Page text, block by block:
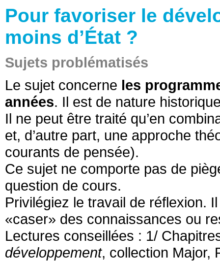
Pour favoriser le
moins d’État ?
Sujets problématisés
Le sujet concerne les
années. Il est de nature
Il ne peut être traité qu’en
et, d’autre part, une approche
courants de pensée).
Ce sujet ne comporte pas de
question de cours.
Privilégiez le travail de réflexion.
«caser» des connaissances ou
Lectures conseillées : 1/
développement, collection Major,